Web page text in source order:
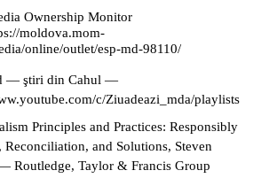
Ownership Monitor
moldova.mom-
online/outlet/esp-md-98110/
— ştiri din Cahul —
c/Ziuadeazi_mda/playlists
Principles and Practices: Responsibly
and Solutions, Steven
Routledge, Taylor & Francis Group